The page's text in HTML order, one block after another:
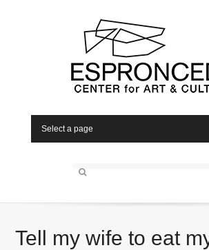
Select a page
Tell my wife to eat